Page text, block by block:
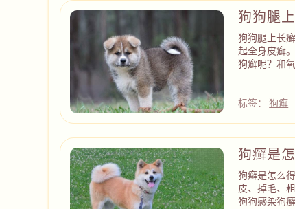
狗狗腿
狗狗腿上长
起全身皮癣
狗癣呢？和
标签：狗癣
狗癣是
狗癣是怎么
皮、掉毛、
狗狗感染狗